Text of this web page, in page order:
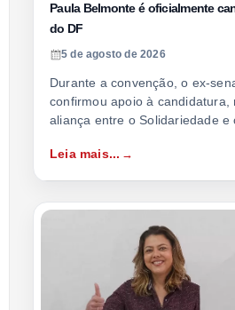
Paula Belmonte é oficialmente
do DF
5 de agosto de 2026
Durante a convenção, o ex-
confirmou apoio à candidatura,
aliança entre o Solidariedade e
Leia mais...